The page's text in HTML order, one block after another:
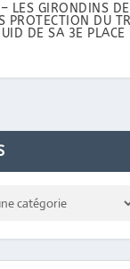
LES GIRONDINS
PROTECTION DU
DE SA 3E PLACE